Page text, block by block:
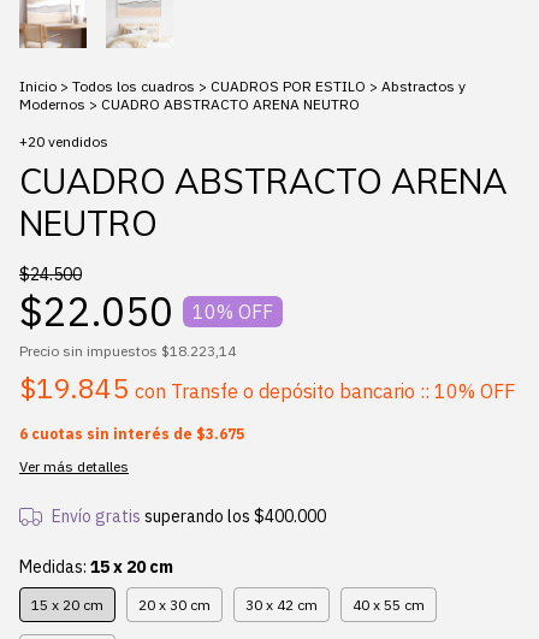
Inicio > Todos los cuadros > CUADROS POR ESTILO > Abstractos y
Modernos > CUADRO ABSTRACTO ARENA NEUTRO
+20 vendidos
CUADRO ABSTRACTO ARENA
NEUTRO
$24.500
$22.050 10% OFF
Precio sin impuestos $18.223,14
$19.845 con Transfe o depósito bancario :: 10% OFF
6 cuotas sin interés de $3.675
Ver más detalles
Envío gratis superando los $400.000
Medidas: 15 x 20 cm
15 x 20 cm 20 x 30 cm 30 x 42 cm 40 x 55 cm